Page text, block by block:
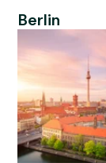
Berlin